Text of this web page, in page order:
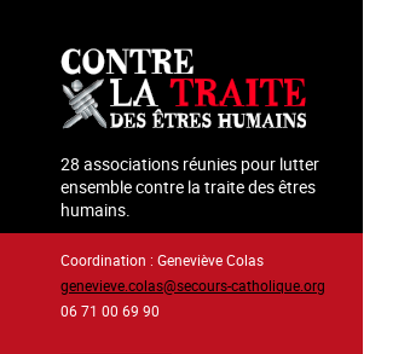
contenu
principal
28 associations réunies pour lutter
ensemble contre la traite des êtres
humains.
Coordination : Geneviève Colas
genevieve.colas@secours-catholique.org
06 71 00 69 90